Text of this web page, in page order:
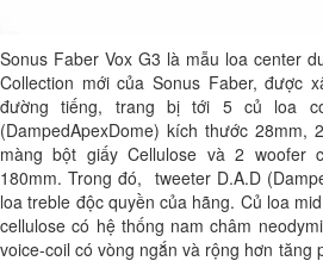
Sonus Faber Vox G3 là mẫu loa center
Collection mới của Sonus Faber, được
đường tiếng, trang bị tới 5 củ loa
(DampedApexDome) kích thước 28mm,
màng bột giấy Cellulose và 2 woofer
180mm. Trong đó, tweeter D.A.D
loa treble độc quyền của hãng. Củ loa
cellulose có hệ thống nam châm
voice-coil có vòng ngắn và rộng hơn tăng